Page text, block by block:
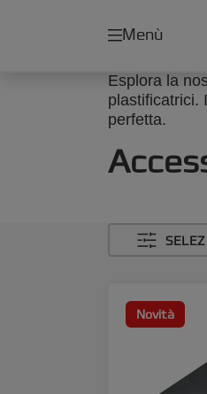
Menù
Esplora la
plastificatrici.
perfetta.
Novità